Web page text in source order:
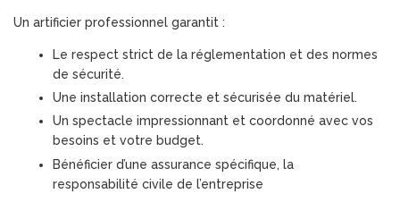
Un artificier professionnel garantit :
Le respect strict de la réglementation et des normes
de sécurité.
Une installation correcte et sécurisée du matériel.
Un spectacle impressionnant et coordonné avec vos
besoins et votre budget.
Bénéficier d’une assurance spécifique, la
responsabilité civile de l’entreprise